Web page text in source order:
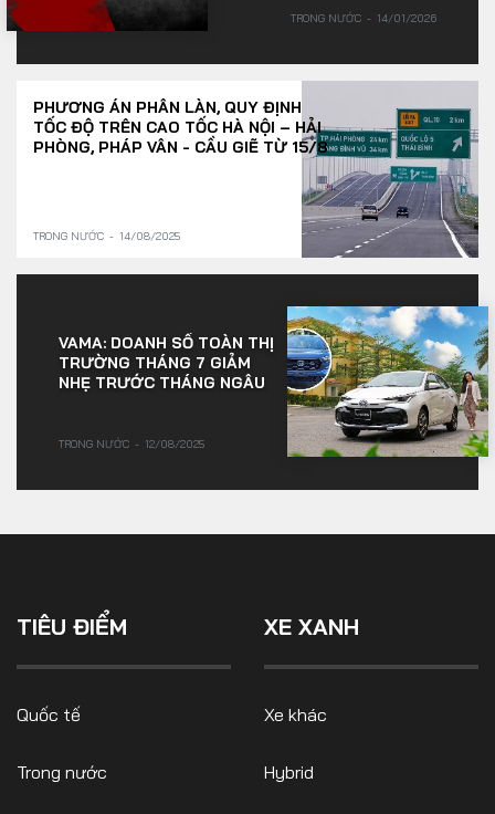
TRONG NƯỚC 14/01/2026
PHƯƠNG ÁN PHÂN LÀN, QUY ĐỊNH
TỐC ĐỘ TRÊN CAO TỐC HÀ NỘI – HẢI
PHÒNG, PHÁP VÂN - CẦU GIẼ TỪ 15/8
TRONG NƯỚC 14/08/2025
VAMA: DOANH SỐ TOÀN THỊ
TRƯỜNG THÁNG 7 GIẢM
NHẸ TRƯỚC THÁNG NGÂU
TRONG NƯỚC 12/08/2025
TIÊU ĐIỂM
Quốc tế
Trong nước
XE XANH
Xe khác
Hybrid